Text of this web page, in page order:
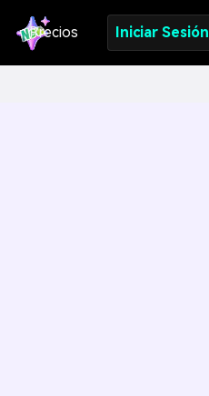
Precios Iniciar Sesión